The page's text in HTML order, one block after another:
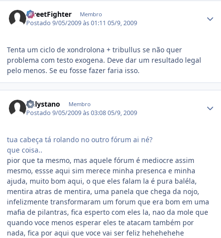
StreetFighter Membro
Postado9/05/2009 às 01:1105/9, 2009
Tenta um ciclo de xondrolona + tribullus se não quer
problema com testo exogena. Deve dar um resultado legal
pelo menos. Se eu fosse fazer faria isso.
onlystano Membro
Postado9/05/2009 às 03:0805/9, 2009
tua cabeça tá rolando no outro fórum ai né?
que coisa..
pior que ta mesmo, mas aquele fórum é mediocre assim
mesmo, essse aqui sim merece minha presenca e minha
ajuda, muito bom aqui, o que eles falam la é pura baléla,
mentira atras de mentira, uma panela que chega da nojo,
infelizmente transformaram um forum que era bom em uma
mafia de pilantras, fica esperto com eles la, nao da mole que
quando voce menos esperar eles te atacam também por
nada, fica por aqui que voce vai ser feliz hehehehehe